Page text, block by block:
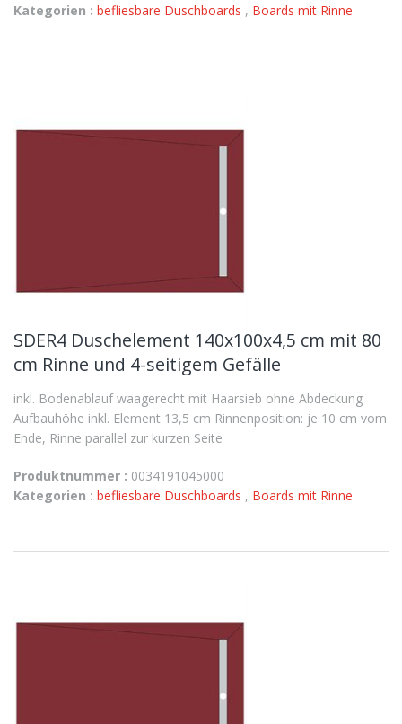
Kategorien : befliesbare Duschboards , Boards mit Rinne
SDER4 Duschelement 140x100x4,5 cm mit 80
cm Rinne und 4-seitigem Gefälle
inkl. Bodenablauf waagerecht mit Haarsieb ohne Abdeckung
Aufbauhöhe inkl. Element 13,5 cm Rinnenposition: je 10 cm vom
Ende, Rinne parallel zur kurzen Seite
Produktnummer : 0034191045000
Kategorien : befliesbare Duschboards , Boards mit Rinne